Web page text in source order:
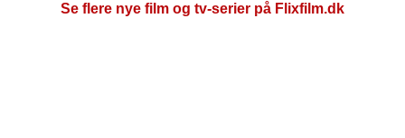
Se flere nye film og tv-serier på Flixfilm.dk